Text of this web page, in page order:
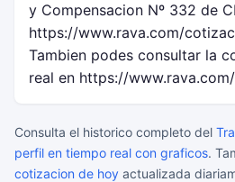
y Compensacion Nº 332 de
https://www.rava.com/
Tambien podes consultar la
real en https://
Consulta el historico completo del
perfil en tiempo real con graficos.
cotizacion de hoy actualizada